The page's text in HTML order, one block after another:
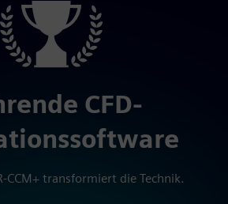
CFD-
CCM+ transformiert die Technik.